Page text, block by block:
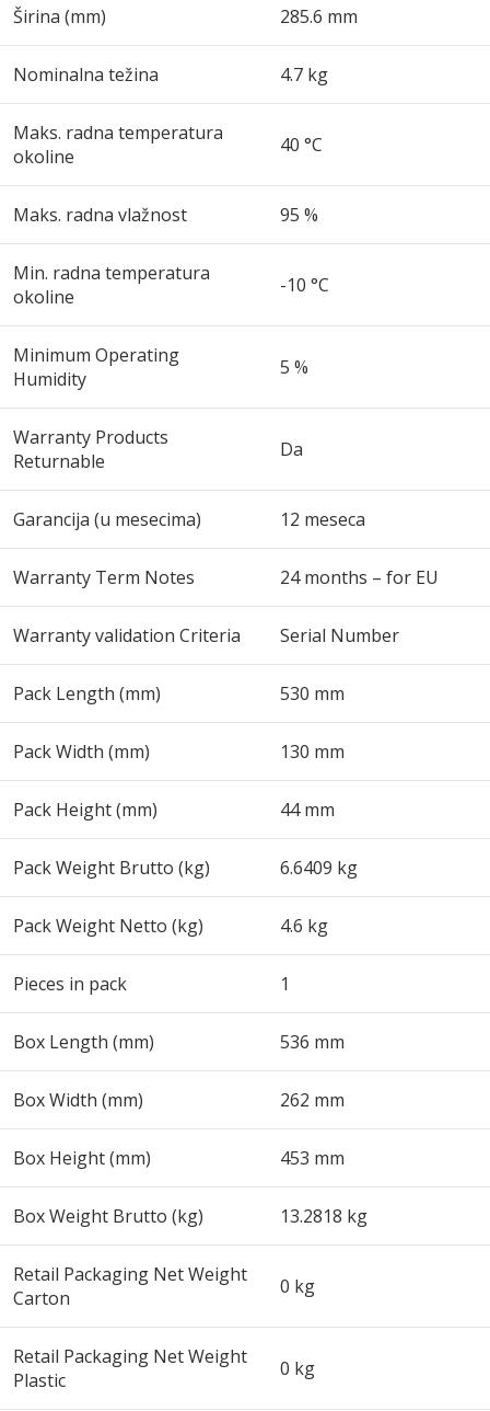
Širina (mm) 285.6 mm
Nominalna težina 4.7 kg
Maks. radna temperatura
okoline
40 °C
Maks. radna vlažnost 95 %
Min. radna temperatura
okoline
-10 °C
Minimum Operating
Humidity
5 %
Warranty Products
Returnable
Da
Garancija (u mesecima) 12 meseca
Warranty Term Notes 24 months – for EU
Warranty validation Criteria Serial Number
Pack Length (mm) 530 mm
Pack Width (mm) 130 mm
Pack Height (mm) 44 mm
Pack Weight Brutto (kg) 6.6409 kg
Pack Weight Netto (kg) 4.6 kg
Pieces in pack 1
Box Length (mm) 536 mm
Box Width (mm) 262 mm
Box Height (mm) 453 mm
Box Weight Brutto (kg) 13.2818 kg
Retail Packaging Net Weight
Carton
0 kg
Retail Packaging Net Weight
Plastic
0 kg